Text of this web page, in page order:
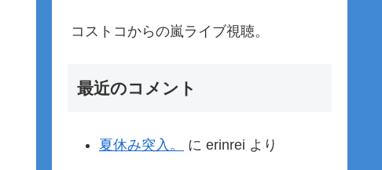
コストコからの嵐ライブ視聴。
最近のコメント
夏休み突入。 に erinrei より